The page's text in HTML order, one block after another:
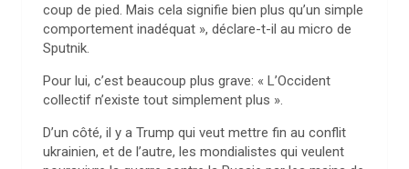
coup de pied. Mais cela signifie bien plus qu’un simple
comportement inadéquat », déclare-t-il au micro de
Sputnik.
Pour lui, c’est beaucoup plus grave: « L’Occident
collectif n’existe tout simplement plus ».
D’un côté, il y a Trump qui veut mettre fin au conflit
ukrainien, et de l’autre, les mondialistes qui veulent